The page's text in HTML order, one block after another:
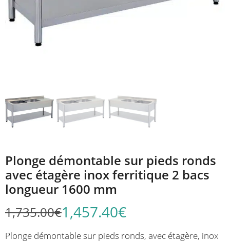
Plonge démontable sur pieds ronds
avec étagère inox ferritique 2 bacs
longueur 1600 mm
1,735.00€1,457.40€
Plonge démontable sur pieds ronds, avec étagère, inox